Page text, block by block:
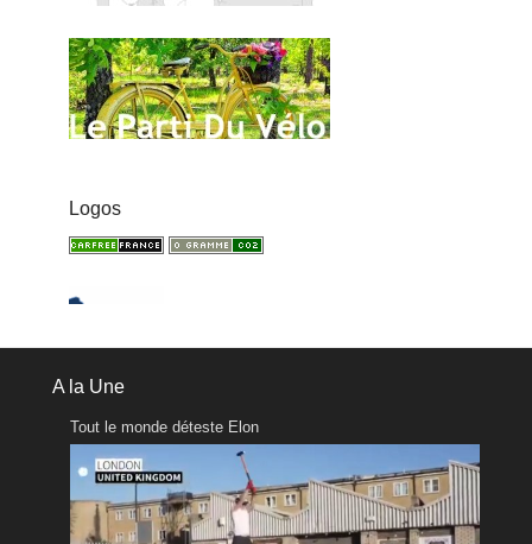
Logos
A la Une
Tout le monde déteste Elon